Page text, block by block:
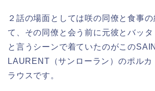
２話の場面としては咲の同僚と食事
て、その同僚と会う前に元彼とバッタ
と言うシーンで着ていたのがこの
LAURENT（サンローラン）のポルカ
ラウスです。